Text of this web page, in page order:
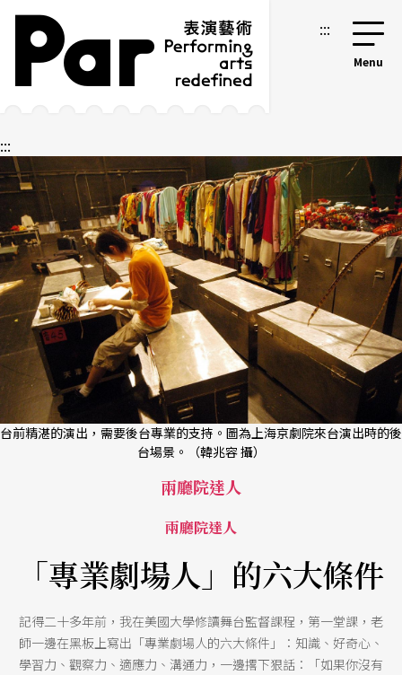
跳到主要內容區塊
網站導覽 :::
:::
台前精湛的演出，需要後台專業的支持。圖為上海京劇院來台演出時的後
台場景。（韓兆容 攝）
兩廳院達人
兩廳院達人
「專業劇場人」的六大條件
記得二十多年前，我在美國大學修讀舞台監督課程，第一堂課，老
師一邊在黑板上寫出「專業劇場人的六大條件」：知識、好奇心、
學習力、觀察力、適應力、溝通力，一邊撂下狠話：「如果你沒有